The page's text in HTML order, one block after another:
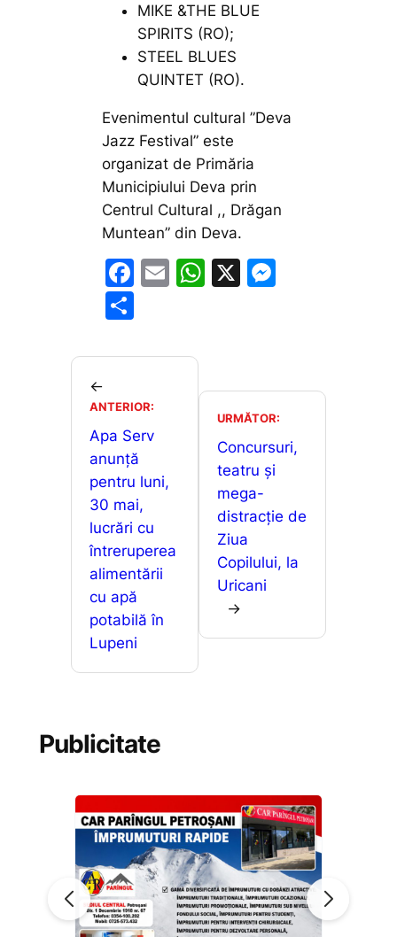
MIKE &THE BLUE
SPIRITS (RO);
STEEL BLUES
QUINTET (RO).
Evenimentul cultural ”Deva
Jazz Festival” este
organizat de Primăria
Municipiului Deva prin
Centrul Cultural ,, Drăgan
Muntean” din Deva.
F
e
o
o
k
E
l
W
A
p
p
X
e
n
g
ta
a
z
ă
←
ANTERIOR:
Apa Serv
anunță
pentru luni,
30 mai,
lucrări cu
întreruperea
alimentării
cu apă
potabilă în
Lupeni
URMĂTOR:
Concursuri,
teatru și
mega-
distracție de
Ziua
Copilului, la
Uricani
→
Publicitate